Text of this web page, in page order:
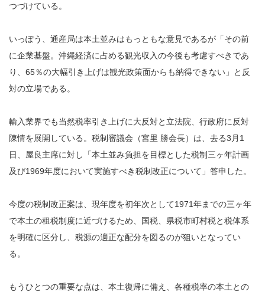
つづけている。
いっぽう、通産局は本土並みはもっともな意見であるが「その前
に企業基盤。沖縄経済に占める観光収入の今後も考慮すべきであ
り、65％の大幅引き上げは観光政策面からも納得できない」と反
対の立場である。
輸入業界でも当然税率引き上げに大反対と立法院、行政府に反対
陳情を展開している。税制審議会（宮里 勝会長）は、去る3月1
日、屋良主席に対し「本土並み負担を目標とした税制三ヶ年計画
及び1969年度において実施すべき税制改正について」答申した。
今度の税制改正案は、現年度を初年次として1971年までの三ヶ年
で本土の租税制度に近づけるため、国税、県税市町村税と税体系
を明確に区分し、税源の適正な配分を図るのが狙いとなってい
る。
もうひとつの重要な点は、本土復帰に備え、各種税率の本土との